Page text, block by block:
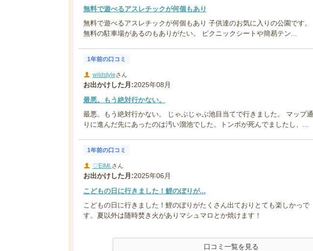
無料で遊べるアスレチックが何個もあり
無料で遊べるアスレチックが何個もあり 子供達のお気に入りの公園です。
無料の駐車場があるのもありがたい。 ピクニックシートや簡易テン...
1年前の口コミ
wildstyleさん
お出かけした月:2025年08月
最悪。もう絶対行かない。
最悪。もう絶対行かない。 じゃぶじゃぶ池目当てで行きました。 マップ通
りに進んだ先にあったのは汚い溜池でした。トンボが死んでましたし、...
1年前の口コミ
♡EIMI.さん
お出かけした月:2025年06月
こどもの日に行きました！鯉のぼりが...
こどもの日に行きました！鯉のぼりがたくさん出ておりとても楽しかっで
す。夏以外は随時焚き火がありマシュマロとか焼けます！
口コミ一覧を見る